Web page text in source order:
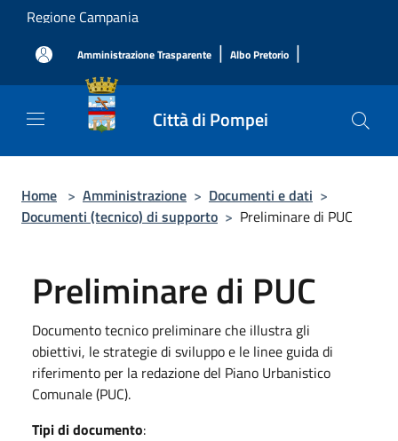
Salta al contenuto principale
Regione Campania
Amministrazione Trasparente | Albo Pretorio |
Città di Pompei
Home > Amministrazione > Documenti e dati >
Documenti (tecnico) di supporto > Preliminare di PUC
Preliminare di PUC
Documento tecnico preliminare che illustra gli
obiettivi, le strategie di sviluppo e le linee guida di
riferimento per la redazione del Piano Urbanistico
Comunale (PUC).
Tipi di documento: